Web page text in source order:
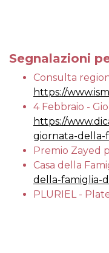
Segnalazioni
Consulta
https://
4 Febbraio -
https://
giornata-della-
Premio Zayed
Casa della
della-famiglia-
PLURIEL -